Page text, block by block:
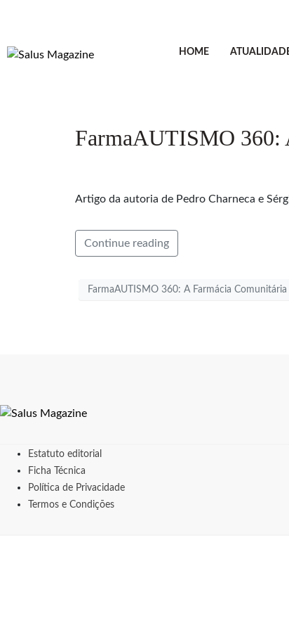
HOME
FarmaAUTISMO 360:
Artigo da autoria de Pedro Charneca e
Continue reading
FarmaAUTISMO 360: A Farmácia Comunitária
Estatuto editorial
Ficha Técnica
Política de Privacidade
Termos e Condições